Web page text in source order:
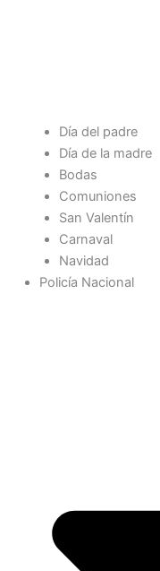
Día del padre
Día de la madre
Bodas
Comuniones
San Valentín
Carnaval
Navidad
Policía Nacional